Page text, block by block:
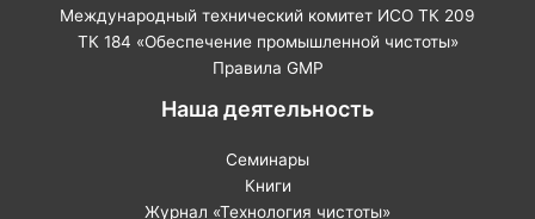
Международный технический комитет ИСО ТК 209
ТК 184 «Обеспечение промышленной чистоты»
Правила GMP
Наша деятельность
Семинары
Книги
Журнал «Технология чистоты»